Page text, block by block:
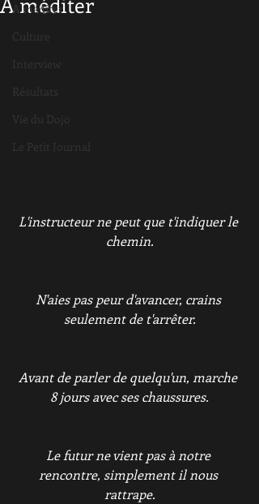
A méditer
Culture
Interview
Résultats
Vie du Dojo
Le Petit Journal
L'instructeur ne peut que t'indiquer le
chemin.
N'aies pas peur d'avancer, crains
seulement de t'arrêter.
Avant de parler de quelqu'un, marche
8 jours avec ses chaussures.
Le futur ne vient pas à notre
rencontre, simplement il nous
rattrape.